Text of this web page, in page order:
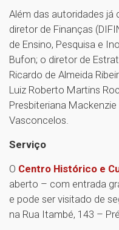
Além das autoridades já
diretor de Finanças
de Ensino, Pesquisa e
Bufon; o diretor de
Ricardo de Almeida
Luiz Roberto Martins
Presbiteriana
Vasconcelos.
Serviço
O Centro Histórico e
aberto – com entrada
e pode ser visitado de
na Rua Itambé, 143 –